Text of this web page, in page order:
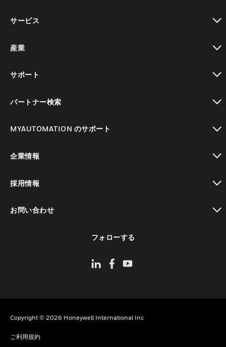
サービス
産業
サポート
パートナー検索
MYAUTOMATION のサポート
企業情報
採用情報
お問い合わせ
フォローする
Copyright © 2026 Honeywell International Inc
ご利用規約